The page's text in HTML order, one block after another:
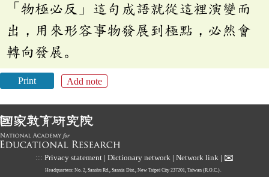
「物極必反」這句成語就從這裡演變而
出，用來形容事物發展到極點，必然會
轉向發展。
Print Add note
::: Privacy statement | Dictionary network | Network link | ✉
Headquarters: No. 2, Sanshu Rd., Sanxia Dist., New Taipei City 237201, Taiwan (R.O.C.)、